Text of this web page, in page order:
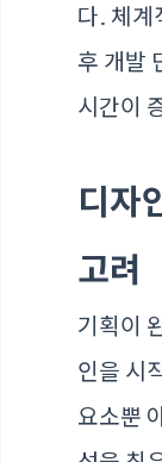
다. 체계
후 개발
시간이
디자
고려
기획이
인을 시
요소뿐